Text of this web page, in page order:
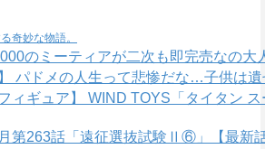
奇妙な物語。
のミーティアが二次も即完売なの
パドメの人生って悲惨だな…子供は
ィギュア】 WIND TOYS「タイタン
第263話「遠征選抜試験Ⅱ⑥」【最新